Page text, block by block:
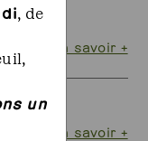
, de
un
en savoir +
en savoir +